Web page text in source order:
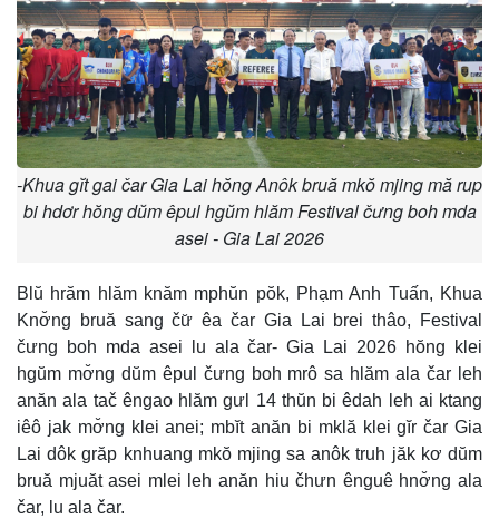
-Khua gĭt gai čar Gia Lai hŏng Anôk bruă mkŏ mjing mă rup
bi hdơr hŏng dŭm êpul hgŭm hlăm Festival čưng boh mda
asei - Gia Lai 2026
Blŭ hrăm hlăm knăm mphŭn pŏk, Phạm Anh Tuấn, Khua
Knơ̆ng bruă sang čư̆ êa čar Gia Lai brei thâo, Festival
čưng boh mda asei lu ala čar- Gia Lai 2026 hŏng klei
hgŭm mơ̆ng dŭm êpul čưng boh mrô sa hlăm ala čar leh
anăn ala tač êngao hlăm gưl 14 thŭn bi êdah leh ai ktang
iêô jak mơ̆ng klei anei; mbĭt anăn bi mklă klei gĭr čar Gia
Lai dôk grăp knhuang mkŏ mjing sa anôk truh jăk kơ dŭm
bruă mjuăt asei mlei leh anăn hiu čhưn ênguê hnơ̆ng ala
čar, lu ala čar.